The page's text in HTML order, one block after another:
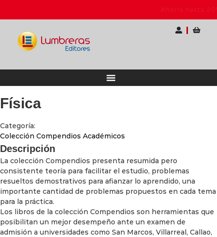
Física
Categoría:
Colección Compendios Académicos
Descripción
La colección Compendios presenta resumida pero
consistente teoría para facilitar el estudio, problemas
resueltos demostrativos para afianzar lo aprendido, una
importante cantidad de problemas propuestos en cada tema
para la práctica.
Los libros de la colección Compendios son herramientas que
posibilitan un mejor desempeño ante un examen de
admisión a universidades como San Marcos, Villarreal, Callao,